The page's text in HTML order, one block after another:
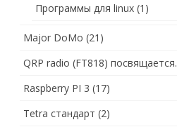
Программы для linux (1)
Major DoMo (21)
QRP radio (FT818) посвящается.
Raspberry PI 3 (17)
Tetra стандарт (2)